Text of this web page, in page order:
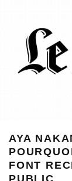
AYA
FONT
PUBLIC